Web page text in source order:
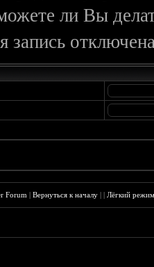
ли Вы
запись
Forum |Вернуться к началу ||Лёгкий